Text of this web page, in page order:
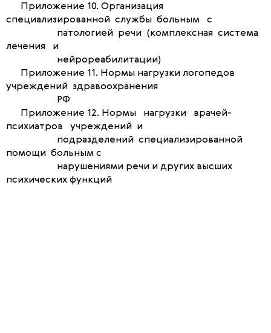
Приложение 10. Организация
специализированной службы больным с
патологией речи (комплексная система
лечения и
нейрореабилитации)
Приложение 11. Нормы нагрузки логопедов
учреждений здравоохранения
РФ
Приложение 12. Нормы нагрузки врачей-
психиатров учреждений и
подразделений специализированной
помощи больным с
нарушениями речи и других высших
психических функций